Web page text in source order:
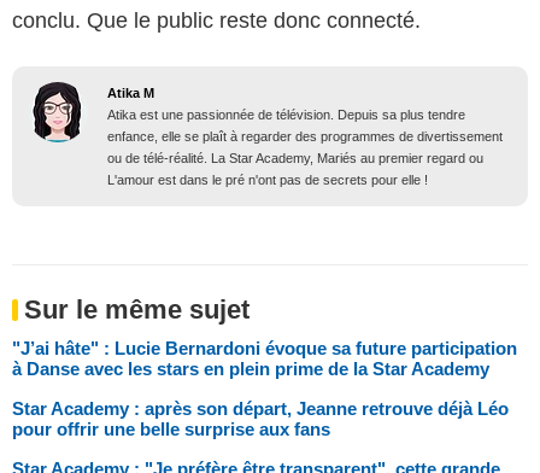
conclu. Que le public reste donc connecté.
Atika M
Atika est une passionnée de télévision. Depuis sa plus tendre
enfance, elle se plaît à regarder des programmes de divertissement
ou de télé-réalité. La Star Academy, Mariés au premier regard ou
L'amour est dans le pré n'ont pas de secrets pour elle !
Sur le même sujet
"J’ai hâte" : Lucie Bernardoni évoque sa future participation
à Danse avec les stars en plein prime de la Star Academy
Star Academy : après son départ, Jeanne retrouve déjà Léo
pour offrir une belle surprise aux fans
Star Academy : "Je préfère être transparent", cette grande